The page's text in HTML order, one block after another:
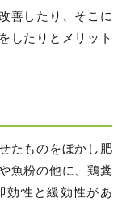
善したり、そこに
したりとメリット
たものをぼかし肥
魚粉の他に、鶏糞
効性と緩効性があ